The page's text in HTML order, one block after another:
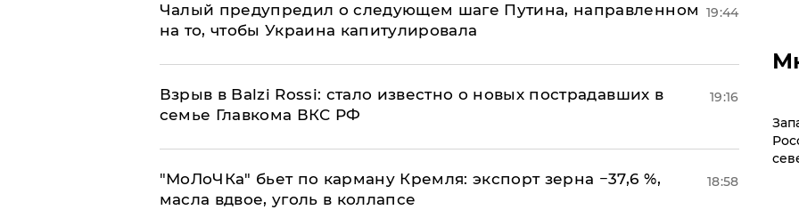
Чалый предупредил о следующем шаге Путина, направленном
на то, чтобы Украина капитулировала
19:44
Взрыв в Balzi Rossi: стало известно о новых пострадавших в
семье Главкома ВКС РФ
19:16
​"МоЛоЧКа" бьет по карману Кремля: экспорт зерна −37,6 %,
масла вдвое, уголь в коллапсе
18:58